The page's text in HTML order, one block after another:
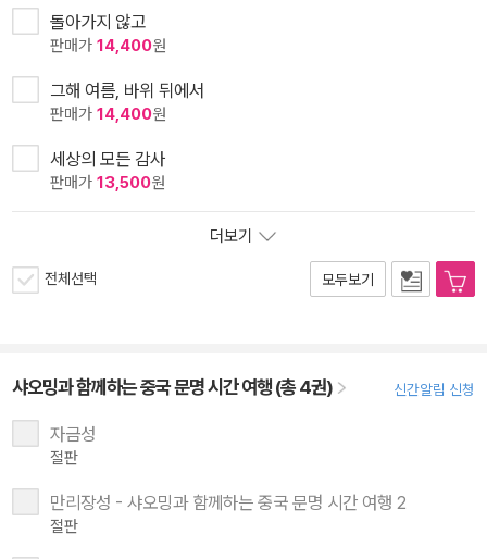
돌아가지 않고
판매가 14,400원
그해 여름, 바위 뒤에서
판매가 14,400원
세상의 모든 감사
판매가 13,500원
더보기
전체선택 모두보기
샤오밍과 함께하는 중국 문명 시간 여행 (총 4권) 신간알림 신청
자금성
절판
만리장성 - 샤오밍과 함께하는 중국 문명 시간 여행 2
절판